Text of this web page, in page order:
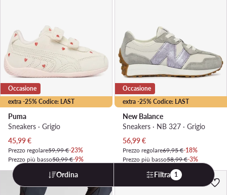
extra -25% Codice: LAST
Occasione
Puma
Sneakers · Grigio
Prezzo attuale
45,99€
Prezzo regolare59,99 €-23%
Prezzo più basso50,99 €-9%
extra -25% Codice: LAST
Occasione
New Balance
Sneakers · NB 327 · Grigio
Prezzo attuale
56,99€
Prezzo regolare69,95 €-18%
Prezzo più basso58,99 €-3%
Ordina Filtra 1